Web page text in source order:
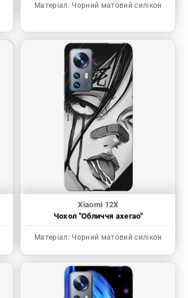
Матеріал: Чорний матовий силікон
Xiaomi 12X
Чохол "Обличчя ахегао"
Матеріал: Чорний матовий силікон